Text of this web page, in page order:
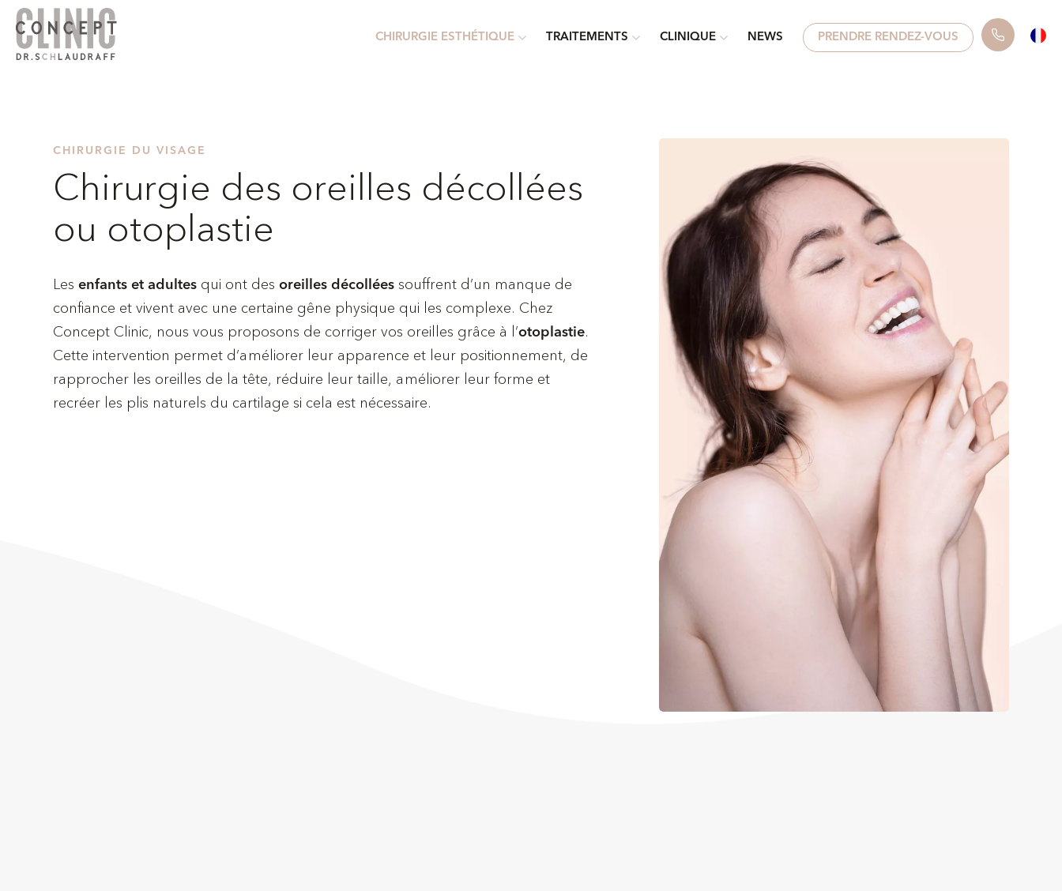
CHIRURGIE ESTHÉTIQUE TRAITEMENTS CLINIQUE NEWS PRENDRE RENDEZ-VOUS
CHIRURGIE DU VISAGE
Chirurgie des oreilles décollées
ou otoplastie
Lesenfants et adultes qui ont desoreilles décollées souffrent d’un manque de
confiance et vivent avec une certaine gêne physique qui les complexe. Chez
Concept Clinic, nous vous proposons de corriger vos oreilles grâce à l’otoplastie.
Cette intervention permet d’améliorer leur apparence et leur positionnement, de
rapprocher les oreilles de la tête, réduire leur taille, améliorer leur forme et
recréer les plis naturels du cartilage si cela est nécessaire.